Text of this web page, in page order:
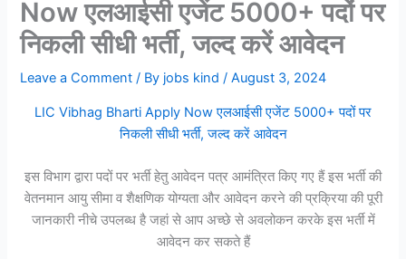
Now एलआईसी एजेंट 5000+ पदों पर
निकली सीधी भर्ती, जल्द करें आवेदन
Leave a Comment / By jobs kind/August 3, 2024
LIC Vibhag Bharti Apply Now एलआईसी एजेंट 5000+ पदों पर
निकली सीधी भर्ती, जल्द करें आवेदन
इस विभाग द्वारा पदों पर भर्ती हेतु आवेदन पत्र आमंत्रित किए गए हैं इस भर्ती की
वेतनमान आयु सीमा व शैक्षणिक योग्यता और आवेदन करने की प्रक्रिया की पूरी
जानकारी नीचे उपलब्ध है जहां से आप अच्छे से अवलोकन करके इस भर्ती में
आवेदन कर सकते हैं